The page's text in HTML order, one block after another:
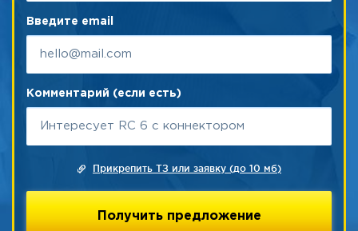
Введите email
Комментарий (если есть)
Прикрепить ТЗ или заявку (до 10 мб)